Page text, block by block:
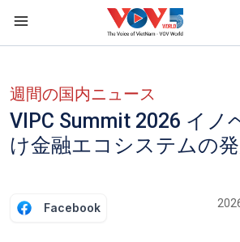
週間の国内ニュース
VIPC Summit 2026 イノ
け金融エコシステムの
Facebook